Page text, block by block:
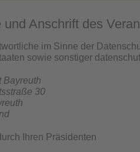
und Anschrift des
im Sinne der
sowie sonstiger
Bayreuth
30
Ihren Präsidenten